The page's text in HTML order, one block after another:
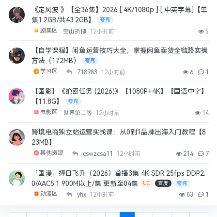
《定风波 》【全36集】2026 [ 4K/1080p ] [ 中英字幕]【单
集1.2GB/共43.2GB】
夸克
剧集区 空山折柳 12小时前 5
【自学课程】闲鱼运营技巧大全，掌握闲鱼卖货全链路实操
方法（172MB）
夸克
学习区 718983 12小时前 6 1
【国影】《绝密任务 (2026)》【1080P+4K】【国语中字】
【11.8G】
夸克
电影区 世界第二等 12小时前 14
跨境电商独立站运营实战课：从0到1品牌出海入门教程【8
23MB】
其他资源 cswzcsa11 12小时前 214 7
「国漫」择日飞升（2026）首播3集 4K SDR 25fps DDP2.
0/AAC5.1 900M以上/集 更新至04集
UC 百度 夸克
动漫区 yhx 12小时前 83 1